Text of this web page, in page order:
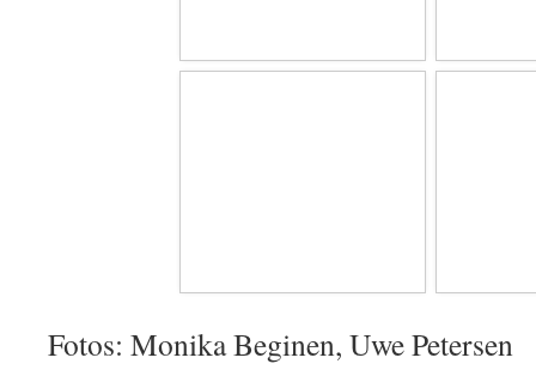
Fotos: Monika Beginen, Uwe Petersen